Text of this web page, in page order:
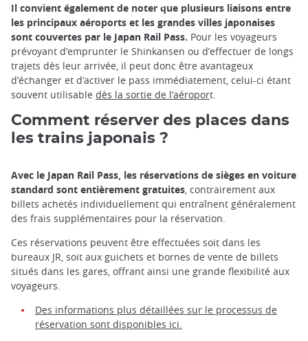
Il convient également de noter que plusieurs liaisons entre
les principaux aéroports et les grandes villes japonaises
sont couvertes par le Japan Rail Pass. Pour les voyageurs
prévoyant d’emprunter le Shinkansen ou d’effectuer de longs
trajets dès leur arrivée, il peut donc être avantageux
d’échanger et d’activer le pass immédiatement, celui-ci étant
souvent utilisable dès la sortie de l’aéroport.
Comment réserver des places dans
les trains japonais ?
Avec le Japan Rail Pass, les réservations de sièges en voiture
standard sont entièrement gratuites, contrairement aux
billets achetés individuellement qui entraînent généralement
des frais supplémentaires pour la réservation.
Ces réservations peuvent être effectuées soit dans les
bureaux JR, soit aux guichets et bornes de vente de billets
situés dans les gares, offrant ainsi une grande flexibilité aux
voyageurs.
Des informations plus détaillées sur le processus de
réservation sont disponibles ici.